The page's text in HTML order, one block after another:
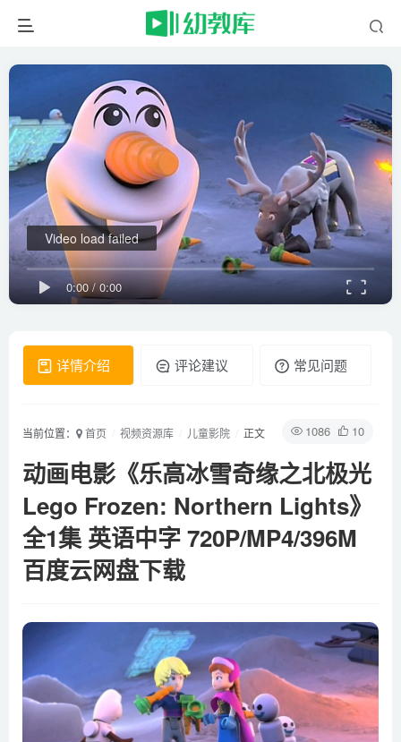
0:00/0:00
Video load failed
详情介绍 评论建议 常见问题
1086 10
当前位置： 首页 视频资源库 儿童影院 正文
动画电影《乐高冰雪奇缘之北极光
Lego Frozen: Northern Lights》
全1集 英语中字 720P/MP4/396M
百度云网盘下载